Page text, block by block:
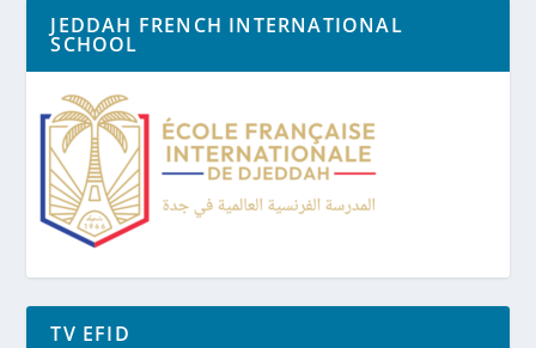
JEDDAH FRENCH INTERNATIONAL
SCHOOL
TV EFID